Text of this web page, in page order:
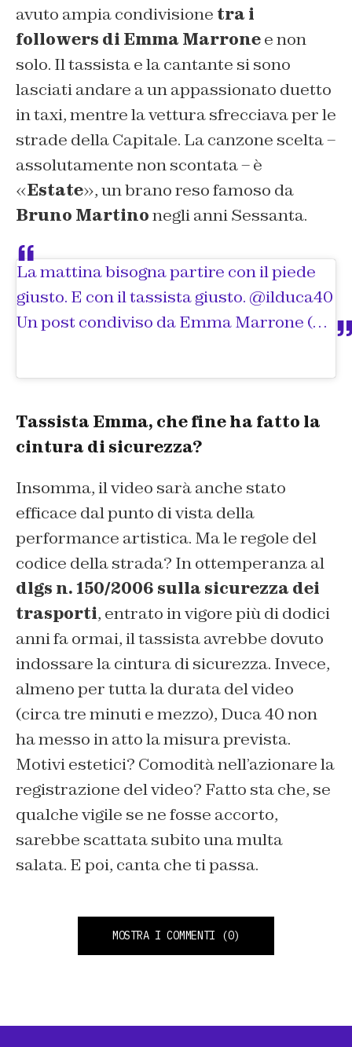
avuto ampia condivisione tra i
followers di Emma Marronee non
solo. Il tassista e la cantante si sono
lasciati andare a un appassionato duetto
in taxi, mentre la vettura sfrecciava per le
strade della Capitale. La canzone scelta –
assolutamente non scontata – è
«Estate», un brano reso famoso da
Bruno Martinonegli anni Sessanta.
La mattina bisogna partire con il piede
giusto. E con il tassista giusto. @ilduca40
Un post condiviso daEmma Marrone (@real_brown) in data:
Tassista Emma, che fine ha fatto la
cintura di sicurezza?
Insomma, il video sarà anche stato
efficace dal punto di vista della
performance artistica. Ma le regole del
codice della strada? In ottemperanza al
dlgs n. 150/2006 sulla sicurezza dei
trasporti, entrato in vigore più di dodici
anni fa ormai, il tassista avrebbe dovuto
indossare la cintura di sicurezza. Invece,
almeno per tutta la durata del video
(circa tre minuti e mezzo), Duca 40 non
ha messo in atto la misura prevista.
Motivi estetici? Comodità nell’azionare la
registrazione del video? Fatto sta che, se
qualche vigile se ne fosse accorto,
sarebbe scattata subito una multa
salata. E poi, canta che ti passa.
MOSTRA I COMMENTI (0)